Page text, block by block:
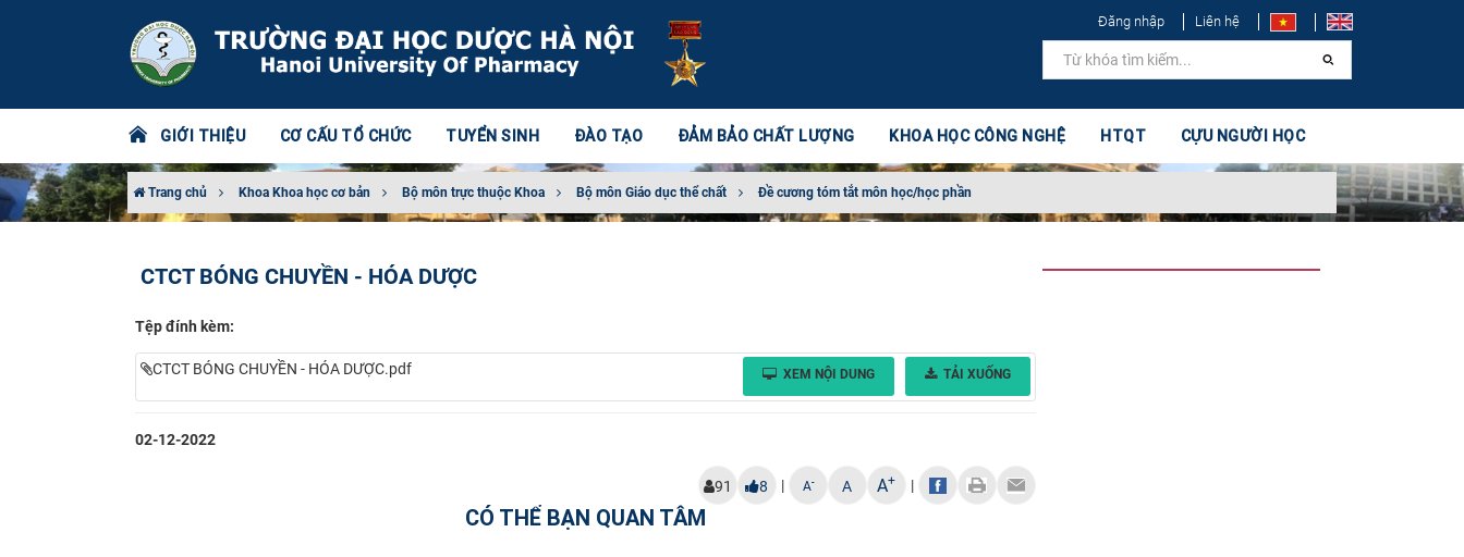
Đăng nhập Liên hệ
GIỚI THIỆU CƠ CẤU TỔ CHỨC TUYỂN SINH ĐÀO TẠO ĐẢM BẢO CHẤT LƯỢNG KHOA HỌC CÔNG NGHỆ HTQT CỰU NGƯỜI HỌC
Trang chủ Khoa Khoa học cơ bản Bộ môn trực thuộc Khoa Bộ môn Giáo dục thể chất Đề cương tóm tắt môn học/học phần
CTCT BÓNG CHUYỀN - HÓA DƯỢC
Tệp đính kèm:
CTCT BÓNG CHUYỀN - HÓA DƯỢC.pdf XEM NỘI DUNG TẢI XUỐNG
02-12-2022
91 8 | A- A A+ |
CÓ THỂ BẠN QUAN TÂM